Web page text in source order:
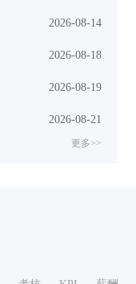
2026-08-14
2026-08-18
2026-08-19
2026-08-21
更多>>